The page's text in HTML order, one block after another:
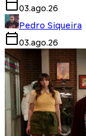
03.ago.26
Pedro Siqueira
03.ago.26